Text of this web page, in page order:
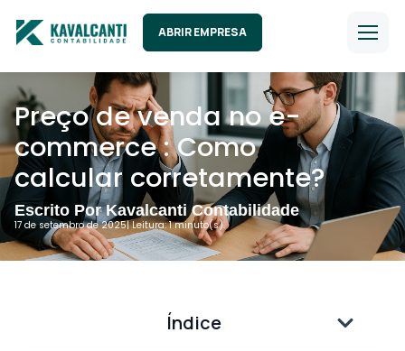
ABRIR EMPRESA
Preço de venda no e-
commerce : Como
calcular corretamente?
Escrito Por Kavalcanti Contabilidade
17 de setembro de 2025| Leitura: 1 minuto(s).
Índice